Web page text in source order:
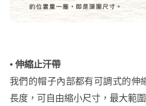
• 伸縮止汗帶
我們的帽子內部都有可調式的伸
長度，可自由縮小尺寸，最大範